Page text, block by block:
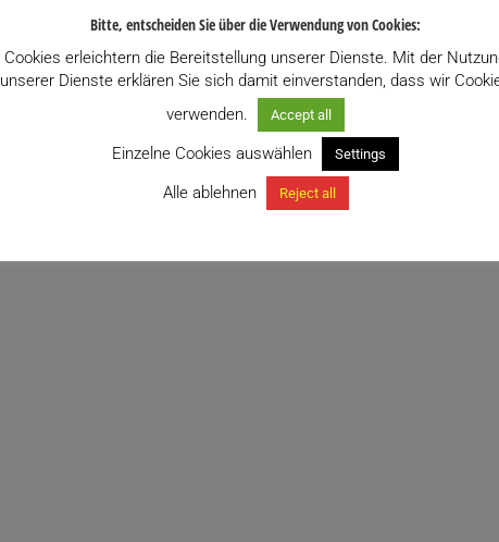
Bitte, entscheiden Sie über die Verwendung von Cookies:
Cookies erleichtern die Bereitstellung unserer Dienste. Mit der
unserer Dienste erklären Sie sich damit einverstanden, dass wir
verwenden.
Accept all
Einzelne Cookies auswählen Settings
Alle ablehnen Reject all